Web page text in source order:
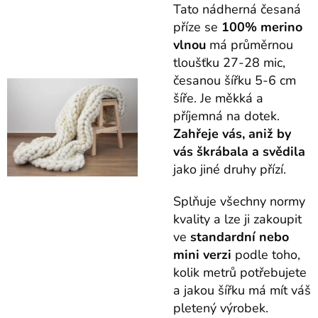
Tato nádherná česaná
příze se 100% merino
vlnou má průměrnou
tloušťku 27-28 mic,
česanou šířku 5-6 cm
šíře. Je měkká a
příjemná na dotek.
Zahřeje vás, aniž by
vás škrábala a svědila
jako jiné druhy přízí.
Splňuje všechny normy
kvality a lze ji zakoupit
ve standardní nebo
mini verzi podle toho,
kolik metrů potřebujete
a jakou šířku má mít váš
pletený výrobek.